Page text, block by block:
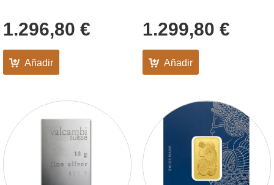
1.296,80 €
Añadir
1.299,80 €
Añadir